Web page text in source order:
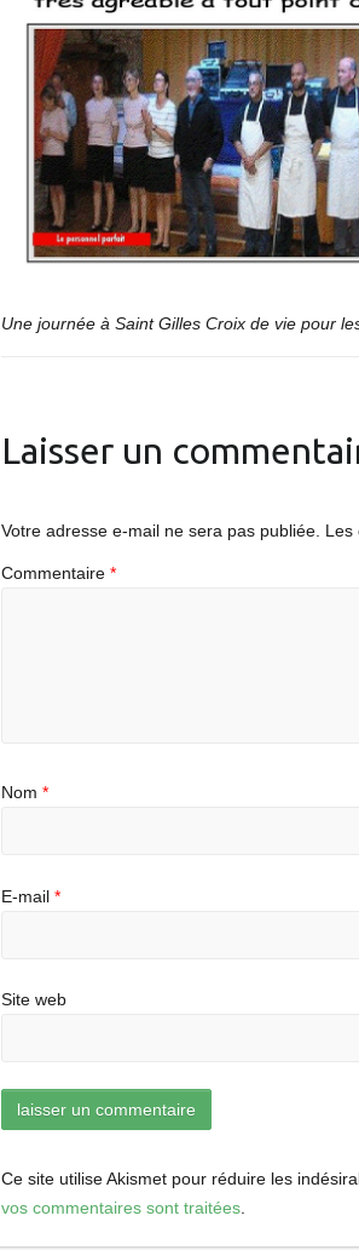
Une journée à Saint Gilles Croix de vie pour
Laisser un
Votre adresse e-mail ne sera pas publiée. Les
Commentaire *
Nom *
E-mail *
Site web
Ce site utilise Akismet pour réduire les
vos commentaires sont traitées.